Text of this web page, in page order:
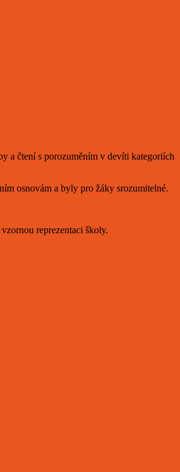
a čtení s porozuměním v devíti kategoriích
osnovám a byly pro žáky srozumitelné.
reprezentaci školy.